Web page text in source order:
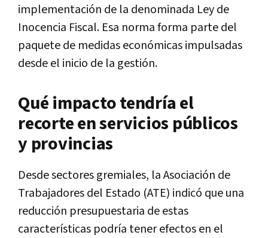
implementación de la denominada Ley de
Inocencia Fiscal. Esa norma forma parte del
paquete de medidas económicas impulsadas
desde el inicio de la gestión.
Qué impacto tendría el
recorte en servicios públicos
y provincias
Desde sectores gremiales, la Asociación de
Trabajadores del Estado (ATE) indicó que una
reducción presupuestaria de estas
características podría tener efectos en el